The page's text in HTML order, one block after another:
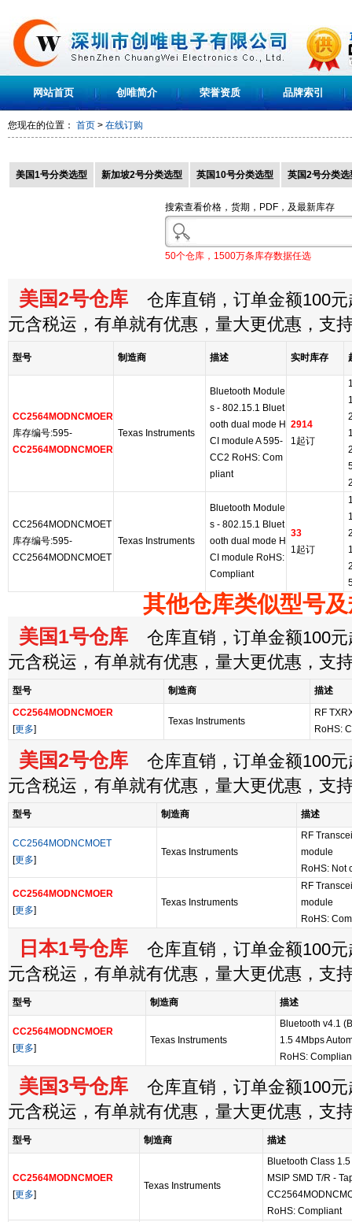
网站首页 创唯简介 荣誉资质 品牌索引
您现在的位置： 首页 > 在线订购
美国1号分类选型 新加坡2号分类选型 英国10号分类选型 英国2号分类选
搜索查看价格，货期，PDF，及最新库存
50个仓库，1500万条库存数据任选
美国2号仓库 仓库直销，订单金额100元
元含税运，有单就有优惠，量大更优惠，支
型号 制造商 描述 实时库存
CC2564MODNCMOER
库存编号:595-
CC2564MODNCMOER
Texas Instruments
Bluetooth Module
s - 802.15.1 Bluet
ooth dual mode H
CI module A 595-
CC2 RoHS: Com
pliant
2914
1起订
CC2564MODNCMOET
库存编号:595-
CC2564MODNCMOET
Texas Instruments
Bluetooth Module
s - 802.15.1 Bluet
ooth dual mode H
CI module RoHS:
Compliant
33
1起订
其他仓库类似型号
美国1号仓库 仓库直销，订单金额100元
元含税运，有单就有优惠，量大更优惠，支
型号 制造商
描述
CC2564MODNCMOER
[更多]
Texas Instruments
RF
RoHS:
美国2号仓库 仓库直销，订单金额100元
元含税运，有单就有优惠，量大更优惠，支
型号 制造商 描述
CC2564MODNCMOET
[更多]
Texas Instruments
RF
module
RoHS: Not
CC2564MODNCMOER
[更多]
Texas Instruments
RF
module
RoHS:
日本1号仓库 仓库直销，订单金额100元
元含税运，有单就有优惠，量大更优惠，支
型号 制造商 描述
CC2564MODNCMOER
[更多]
Texas Instruments
Bluetooth v4.1
1.5 4Mbps
RoHS:
美国3号仓库 仓库直销，订单金额100元
元含税运，有单就有优惠，量大更优惠，支
型号 制造商 描述
CC2564MODNCMOER
[更多]
Texas Instruments
Bluetooth Class
MSIP SMD T/R -
RoHS: Compliant